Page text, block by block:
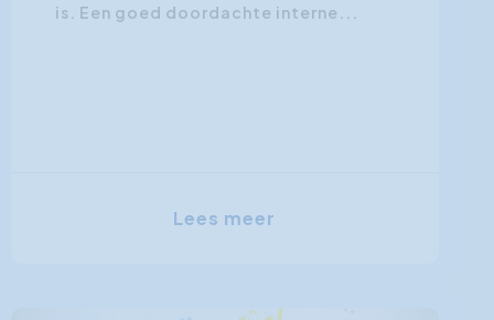
is. Een goed doordachte interne...
Lees meer